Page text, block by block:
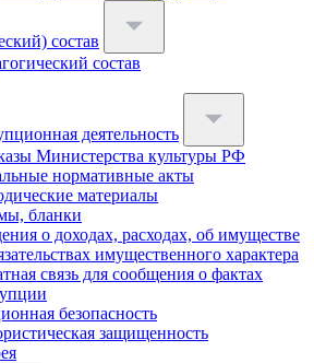
состав
состав
деятельность
Министерства культуры РФ
нормативные акты
материалы
бланки
о доходах, расходах, об имуществе
имущественного характера
связь для сообщения о фактах
безопасность
защищенность